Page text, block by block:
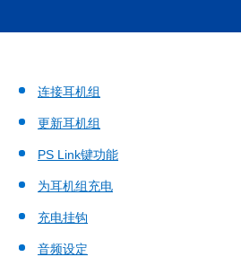
连接耳机组
更新耳机组
PS Link键功能
为耳机组充电
充电挂钩
音频设定